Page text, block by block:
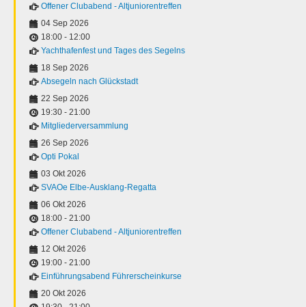
Offener Clubabend - Altjuniorentreffen
04 Sep 2026
18:00 - 12:00
Yachthafenfest und Tages des Segelns
18 Sep 2026
Absegeln nach Glückstadt
22 Sep 2026
19:30 - 21:00
Mitgliederversammlung
26 Sep 2026
Opti Pokal
03 Okt 2026
SVAOe Elbe-Ausklang-Regatta
06 Okt 2026
18:00 - 21:00
Offener Clubabend - Altjuniorentreffen
12 Okt 2026
19:00 - 21:00
Einführungsabend Führerscheinkurse
20 Okt 2026